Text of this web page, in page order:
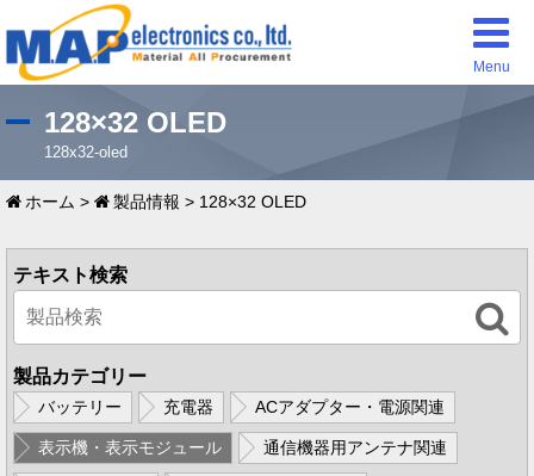
Menu
128×32 OLED
128x32-oled
ホーム > 製品情報 > 128×32 OLED
テキスト検索
製品カテゴリー
バッテリー 充電器 ACアダプター・電源関連
表示機・表示モジュール 通信機器用アンテナ関連